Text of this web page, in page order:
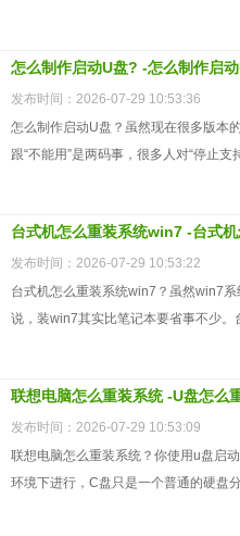
怎么制作启动U盘? -怎么制作启
发布时间：2026-07-29 10:53:36
怎么制作启动U盘？虽然现在很多版本
跟“不能用”是两码事，很多人对“停止
台式机怎么重装系统win7 -台式
发布时间：2026-07-29 10:53:22
台式机怎么重装系统win7？虽然win7
说，装win7其实比笔记本要省事不少
联想电脑怎么重装系统 -U盘怎么
发布时间：2026-07-29 10:53:09
联想电脑怎么重装系统？你使用u盘启
环境下进行，C盘只是一个普通的硬盘